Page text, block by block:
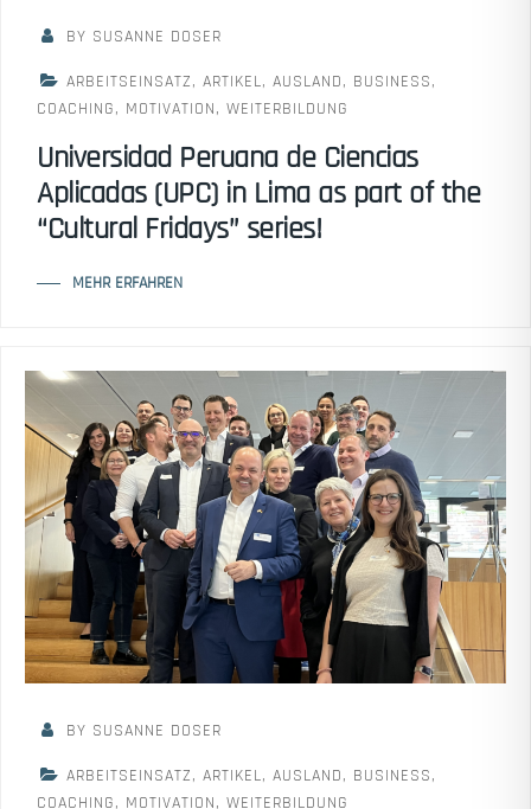
BY SUSANNE DOSER
ARBEITSEINSATZ, ARTIKEL, AUSLAND, BUSINESS,
COACHING, MOTIVATION, WEITERBILDUNG
Universidad Peruana de Ciencias
Aplicadas (UPC) in Lima as part of the
“Cultural Fridays” series!
MEHR ERFAHREN
BY SUSANNE DOSER
ARBEITSEINSATZ, ARTIKEL, AUSLAND, BUSINESS,
COACHING, MOTIVATION, WEITERBILDUNG